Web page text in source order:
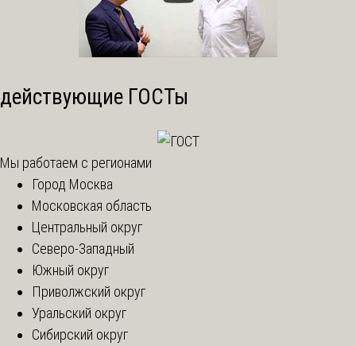
действующие ГОСТы
Мы работаем с регионами
Город Москва
Московская область
Центральный округ
Северо-Западный
Южный округ
Приволжский округ
Уральский округ
Сибирский округ